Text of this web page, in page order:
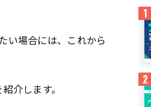
い場合には、これから
紹介します。